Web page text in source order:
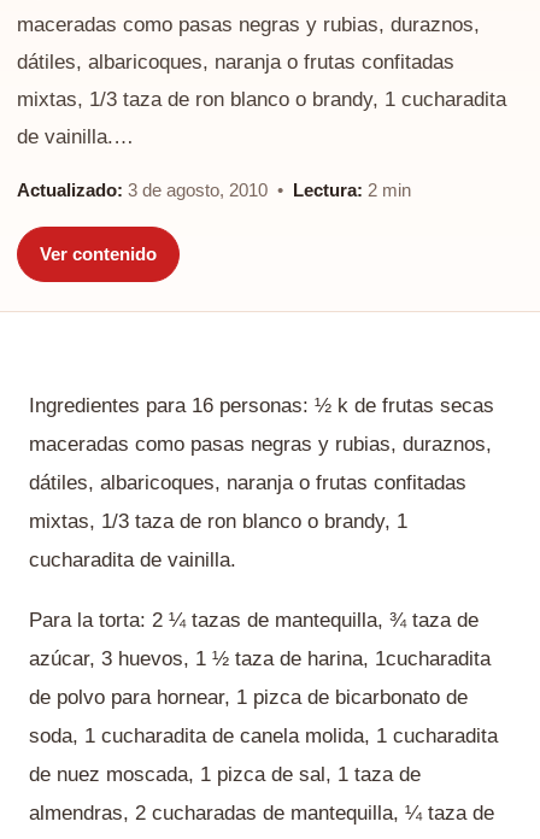
maceradas como pasas negras y rubias, duraznos,
dátiles, albaricoques, naranja o frutas confitadas
mixtas, 1/3 taza de ron blanco o brandy, 1 cucharadita
de vainilla.…
Actualizado: 3 de agosto, 2010 • Lectura: 2 min
Ver contenido
Ingredientes para 16 personas: ½ k de frutas secas
maceradas como pasas negras y rubias, duraznos,
dátiles, albaricoques, naranja o frutas confitadas
mixtas, 1/3 taza de ron blanco o brandy, 1
cucharadita de vainilla.
Para la torta: 2 ¼ tazas de mantequilla, ¾ taza de
azúcar, 3 huevos, 1 ½ taza de harina, 1cucharadita
de polvo para hornear, 1 pizca de bicarbonato de
soda, 1 cucharadita de canela molida, 1 cucharadita
de nuez moscada, 1 pizca de sal, 1 taza de
almendras, 2 cucharadas de mantequilla, ¼ taza de